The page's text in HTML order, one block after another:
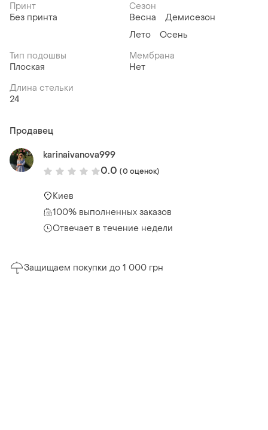
Принт
Без принта
Сезон
Весна
Демисезон
Лето
Осень
Тип подошвы
Плоская
Мембрана
Нет
Длина стельки
24
Продавец
karinaivanova999
0.0 (0 оценок)
Киев
100% выполненных заказов
Отвечает в течение недели
Защищаем покупки до 1 000 грн